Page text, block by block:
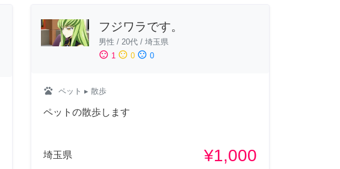
フジワラです。
男性 / 20代/ 埼玉県
sentiment_satisfied 1 sentiment_neutral 0 sentiment_dissatisfied 0
pets ペット ▸ 散歩
ペットの散歩します
埼玉県 ¥1,000